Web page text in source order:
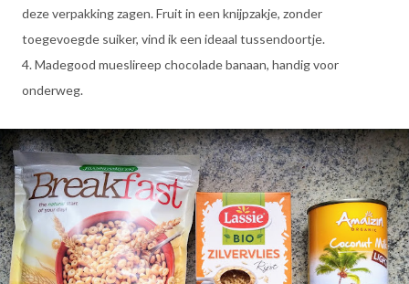
deze verpakking zagen. Fruit in een knijpzakje, zonder
toegevoegde suiker, vind ik een ideaal tussendoortje.
4. Madegood mueslireep chocolade banaan, handig voor
onderweg.